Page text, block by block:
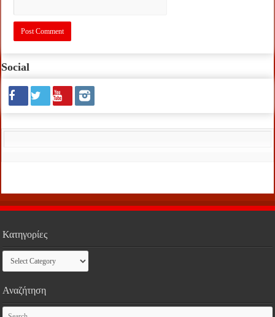
Social
Κατηγορίες
Κατηγορίες
Αναζήτηση